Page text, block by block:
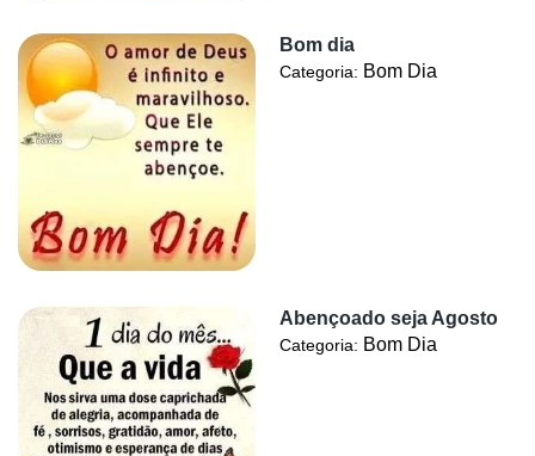
Bom dia
Categoria: Bom Dia
Abençoado seja Agosto
Categoria: Bom Dia